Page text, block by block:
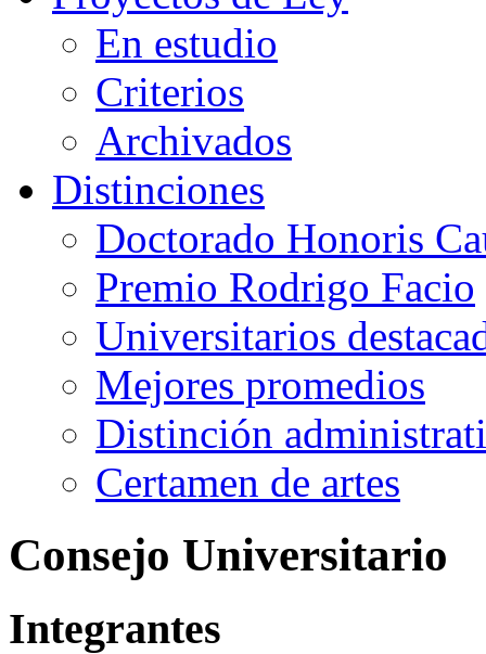
En estudio
Criterios
Archivados
Distinciones
Doctorado Honoris
Premio Rodrigo Facio
Universitarios
Mejores promedios
Distinción
Certamen de artes
Consejo Universitario
Integrantes